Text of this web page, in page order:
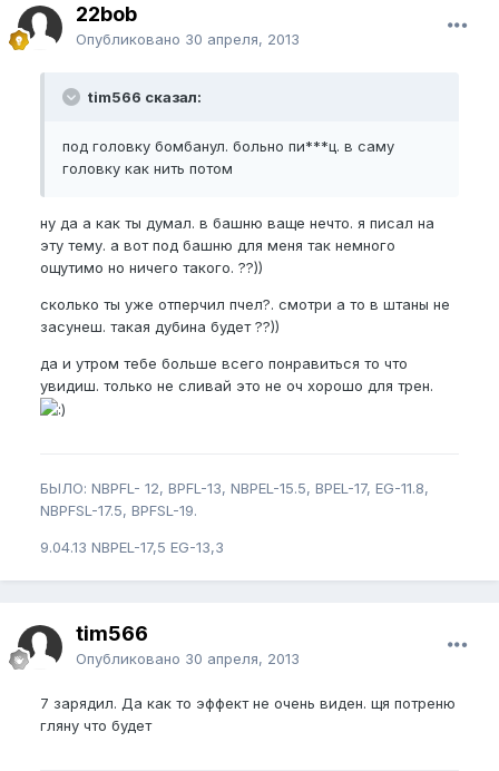
22bob
Опубликовано 30 апреля, 2013
tim566 сказал:
под головку бомбанул. больно пи***ц. в саму
головку как нить потом
ну да а как ты думал. в башню ваще нечто. я писал на
эту тему. а вот под башню для меня так немного
ощутимо но ничего такого. ??))
сколько ты уже отперчил пчел?. смотри а то в штаны не
засунеш. такая дубина будет ??))
да и утром тебе больше всего понравиться то что
увидиш. только не сливай это не оч хорошо для трен.
БЫЛО: NBPFL- 12, BPFL-13, NBPEL-15.5, BPEL-17, EG-11.8,
NBPFSL-17.5, BPFSL-19.
9.04.13 NBPEL-17,5 EG-13,3
tim566
Опубликовано 30 апреля, 2013
7 зарядил. Да как то эффект не очень виден. щя потреню
гляну что будет